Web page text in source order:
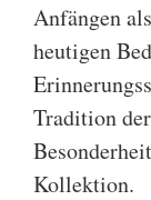
Anfängen
heutigen
Tradition
Kollektion.